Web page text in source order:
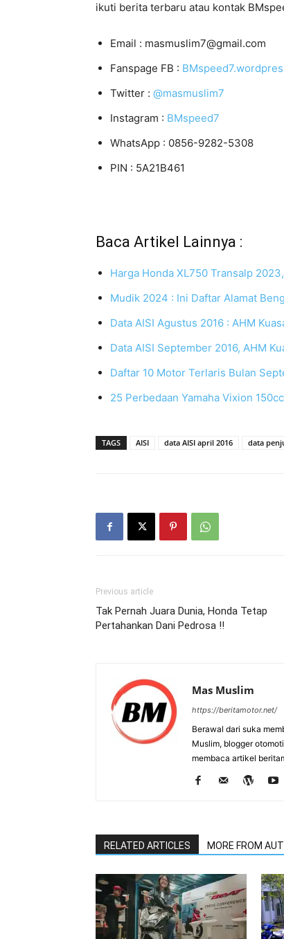
ikuti berita terbaru atau kontak
Email : masmuslim7@gmail.com
Fanspage FB :
Twitter : @masmuslim7
Instagram : BMspeed7
WhatsApp : 0856-9282-5308
PIN : 5A21B461
Baca Artikel Lainnya :
Harga Honda XL750 Transalp
Mudik 2024 : Ini Daftar Alamat
Data AISI Agustus 2016 : AHM
Data AISI September 2016, AHM
Daftar 10 Motor Terlaris Bulan
25 Perbedaan Yamaha Vixion
TAGS AISI data AISI april 2016 data
Previous article
Tak Pernah Juara Dunia, Honda Tetap
Pertahankan Dani Pedrosa !!
Mas Muslim
https://beritamotor.net/
Berawal dari suka
Muslim, blogger
membaca artikel
RELATED ARTICLES MORE FROM